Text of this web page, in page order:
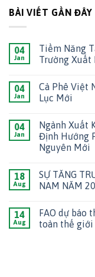
BÀI VIẾT GẦN ĐÂY
04
Jan
Tiềm Năng
Trường Xuất
04
Jan
Cà Phê Việt
Lục Mới
04
Jan
Ngành Xuất
Định Hướng
Nguyên Mới
18
Aug
SỰ TĂNG
NAM NĂM
14
Aug
FAO dự báo
toàn thế giới